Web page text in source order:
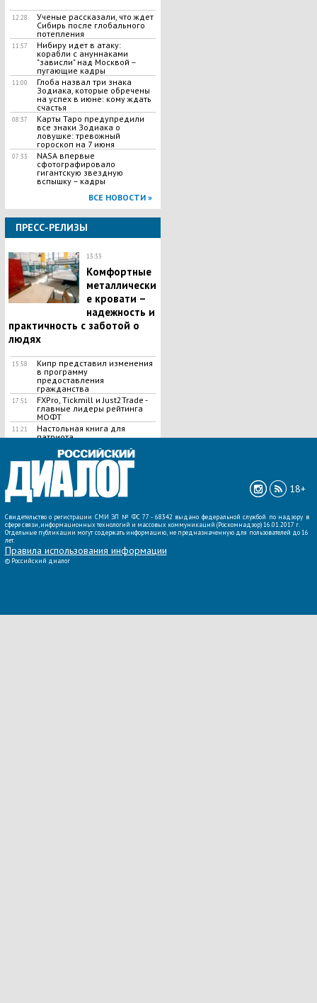
12:28
​Ученые рассказали, что ждет
Сибирь после глобального
потепления
11:57
Нибиру идет в атаку:
корабли с ануннаками
"зависли" над Москвой –
пугающие кадры
11:00
Глоба назвал три знака
Зодиака, которые обречены
на успех в июне: кому ждать
счастья
08:37
Карты Таро предупредили
все знаки Зодиака о
ловушке: тревожный
гороскоп на 7 июня
07:33
NASA впервые
сфотографировало
гигантскую звездную
вспышку – кадры
ВСЕ НОВОСТИ »
ПРЕСС-РЕЛИЗЫ
13:33
Комфортные
металлически
е кровати –
надежность и
практичность с заботой о
людях
15:58
Кипр представил изменения
в программу
предоставления
гражданства
17:51
FXPro, Tickmill и Just2Trade -
главные лидеры рейтинга
МОФТ
11:21
Настольная книга для
патриота
ВСЕ НОВОСТИ »
18+
Свидетельство о регистрации СМИ ЭЛ № ФС 77 - 68342 выдано федеральной службой по надзору в
сфере связи, информационных технологий и массовых коммуникаций (Роскомнадзор) 16.01.2017 г.
Отдельные публикации могут содержать информацию, не предназначенную для пользователей до 16
лет.
Правила использования информации
© Российский диалог